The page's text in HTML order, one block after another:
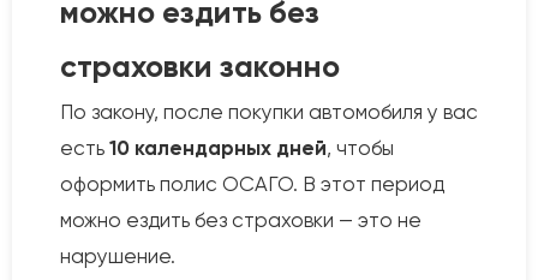
можно ездить без
страховки законно
По закону, после покупки автомобиля у вас
есть 10 календарных дней, чтобы
оформить полис ОСАГО. В этот период
можно ездить без страховки — это не
нарушение.